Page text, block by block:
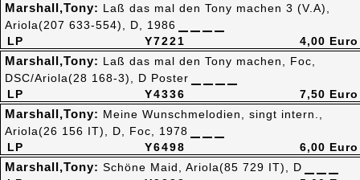
Y7221
LP
Marshall,Tony: Laß das mal den Tony machen 3 (V.A),
Ariola(207 633-554), D, 1986
4,00 Euro
Y4336
LP
Marshall,Tony: Laß das mal den Tony machen, Foc,
DSC/Ariola(28 168-3), D Poster
7,50 Euro
Y6498
LP
Marshall,Tony: Meine Wunschmelodien, singt intern.,
Ariola(26 156 IT), D, Foc, 1978
6,00 Euro
Marshall,Tony: Schöne Maid, Ariola(85 729 IT), D